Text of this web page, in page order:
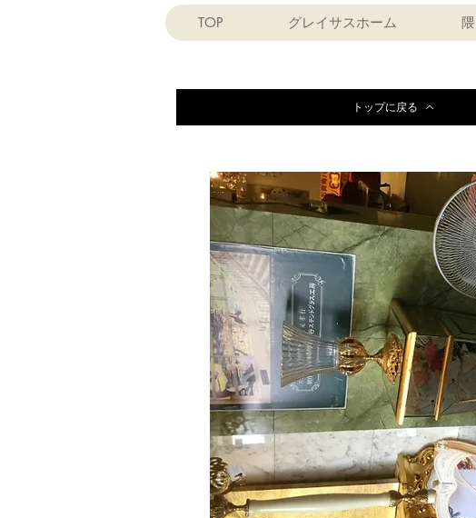
TOP グレイサスホーム
トップに戻る